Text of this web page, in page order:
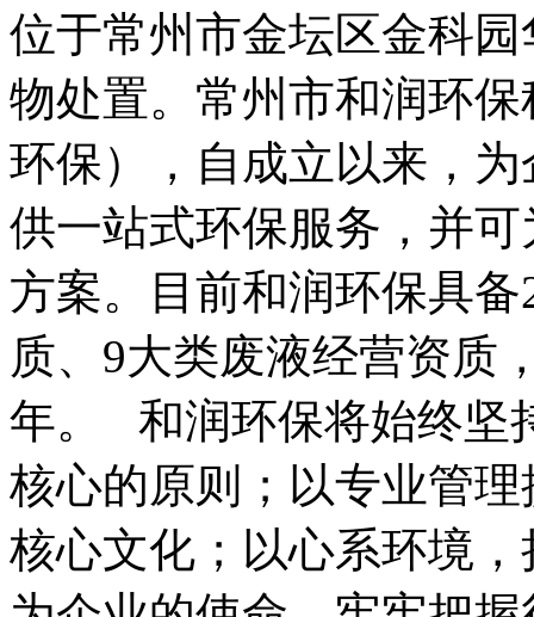
位于常州市金坛区金科
物处置。常州市和润环
环保），自成立以来，
供一站式环保服务，并
方案。目前和润环保具
质、9大类废液经营资质
年。   和润环保将始终
核心的原则；以专业管
核心文化；以心系环境